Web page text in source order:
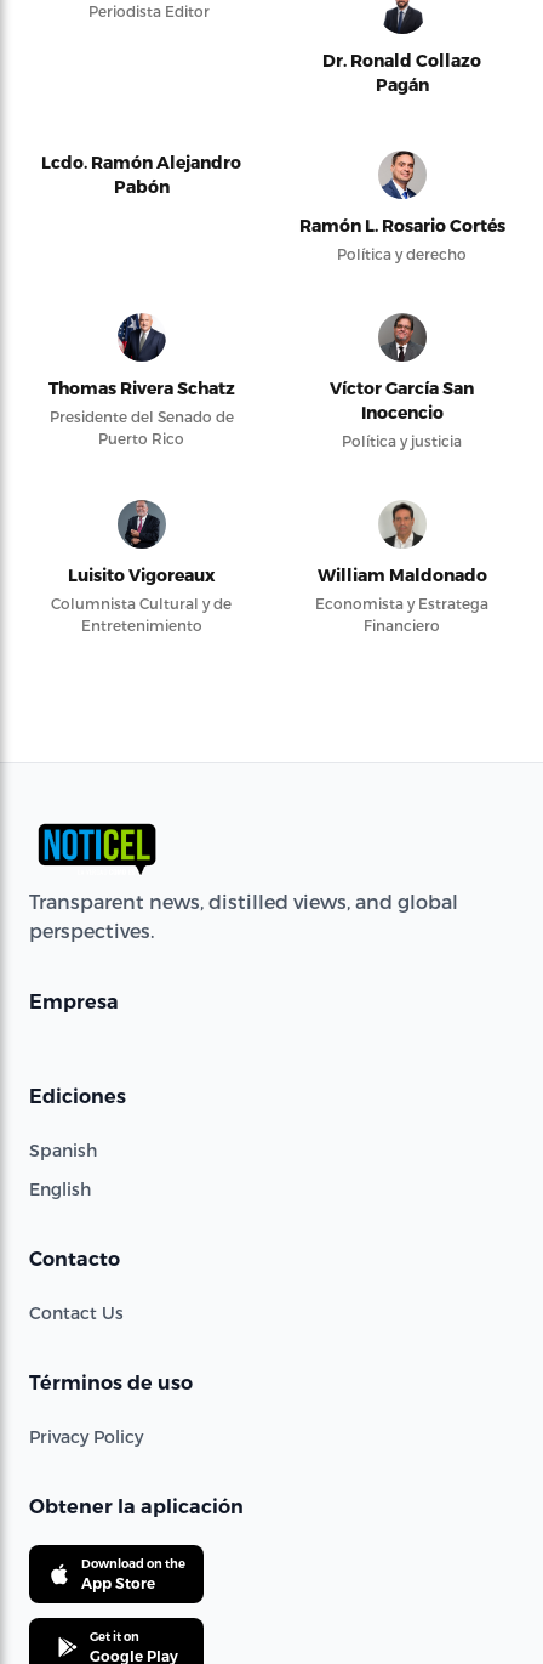
Periodista Editor
Dr. Ronald Collazo
Pagán
Lcdo. Ramón Alejandro
Pabón
Ramón L. Rosario Cortés
Política y derecho
Thomas Rivera Schatz
Presidente del Senado de
Puerto Rico
Víctor García San
Inocencio
Política y justicia
Luisito Vigoreaux
Columnista Cultural y de
Entretenimiento
William Maldonado
Economista y Estratega
Financiero
Transparent news, distilled views, and global
perspectives.
Empresa
Ediciones
Spanish
English
Contacto
Contact Us
Términos de uso
Privacy Policy
Obtener la aplicación
Download on the
App Store
Get it on
Google Play